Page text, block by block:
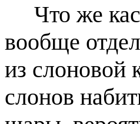
Что же
вообще
из слоновой
слонов